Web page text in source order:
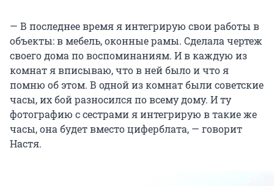
— В последнее время я интегрирую свои работы в
объекты: в мебель, оконные рамы. Сделала чертеж
своего дома по воспоминаниям. И в каждую из
комнат я вписываю, что в ней было и что я
помню об этом. В одной из комнат были советские
часы, их бой разносился по всему дому. И ту
фотографию с сестрами я интегрирую в такие же
часы, она будет вместо циферблата, — говорит
Настя.